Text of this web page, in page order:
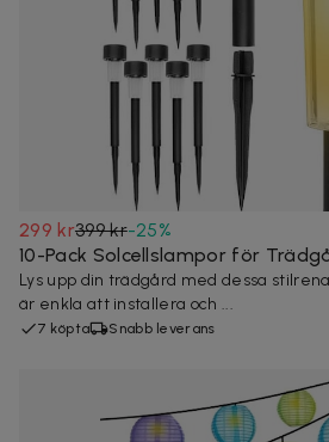
299 kr399 kr-25%
10-Pack Solcellslampor för
Lys upp din trädgård med dessa
är enkla att installera och ...
7 köpta Snabb leverans